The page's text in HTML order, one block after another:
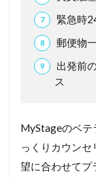
緊急時
郵便物
出発前
ス
MyStageのベテ
っくりカウン
望に合わせてプ